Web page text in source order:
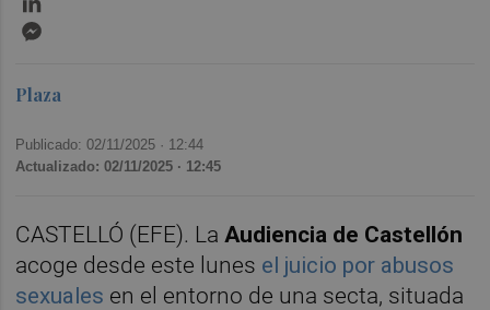
Plaza
Publicado: 02/11/2025 · 12:44
Actualizado: 02/11/2025 · 12:45
CASTELLÓ (EFE). La Audiencia de Castellón
acoge desde este lunes el juicio por abusos
sexuales en el entorno de una secta, situada